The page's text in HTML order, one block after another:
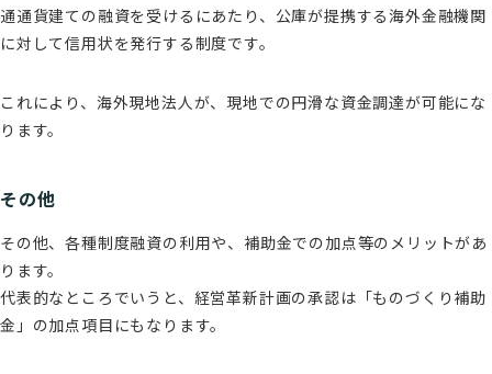
通通貨建ての融資を受けるにあたり、公庫が提携する海外金融機関
に対して信用状を発行する制度です。
これにより、海外現地法人が、現地での円滑な資金調達が可能にな
ります。
その他
その他、各種制度融資の利用や、補助金での加点等のメリットがあ
ります。
代表的なところでいうと、経営革新計画の承認は「ものづくり補助
金」の加点項目にもなります。